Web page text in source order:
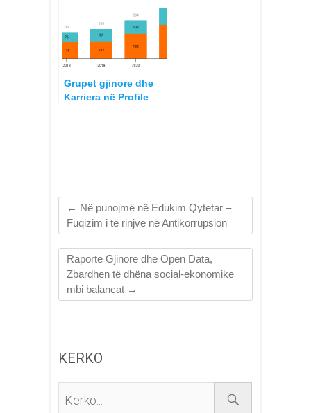
Grupet gjinore dhe
Karriera në Profile
← Në punojmë në Edukim Qytetar –
Fuqizim i të rinjve në Antikorrupsion
Raporte Gjinore dhe Open Data,
Zbardhen të dhëna social-ekonomike
mbi balancat →
KERKO